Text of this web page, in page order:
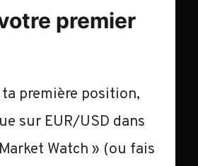
premier
première position,
sur EUR/USD dans
Watch » (ou fais